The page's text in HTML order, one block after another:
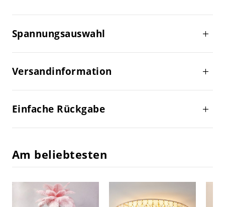
Spannungsauswahl
Versandinformation
Einfache Rückgabe
Am beliebtesten